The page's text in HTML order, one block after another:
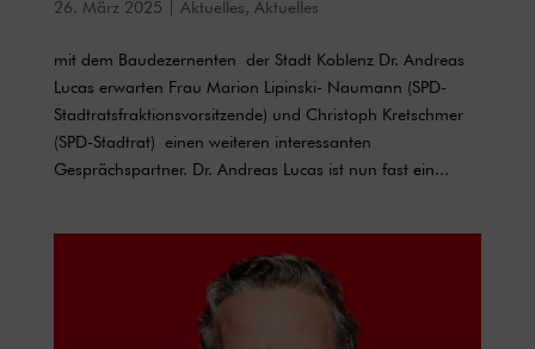
26. März 2025 Aktuelles, Aktuelles
mit dem Baudezernenten der Stadt Koblenz Dr. Andreas
Lucas erwarten Frau Marion Lipinski- Naumann (SPD-
Stadtratsfraktionsvorsitzende) und Christoph Kretschmer
(SPD-Stadtrat) einen weiteren interessanten
Gesprächspartner. Dr. Andreas Lucas ist nun fast ein...